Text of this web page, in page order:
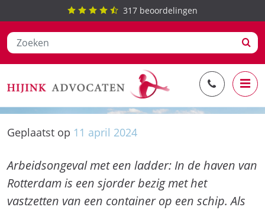
naar
de
317 beoordelingen
Arbeidsongeval met een ladder
Geplaatst op 11 april 2024
Arbeidsongeval met een ladder: In de haven van
Rotterdam is een sjorder bezig met het
vastzetten van een container op een schip. Als